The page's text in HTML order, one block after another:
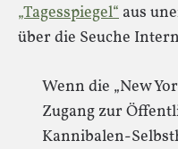
„Tagesspiegel“ aus
über die Seuche
Wenn die „New
Zugang zur
Kannibalen-